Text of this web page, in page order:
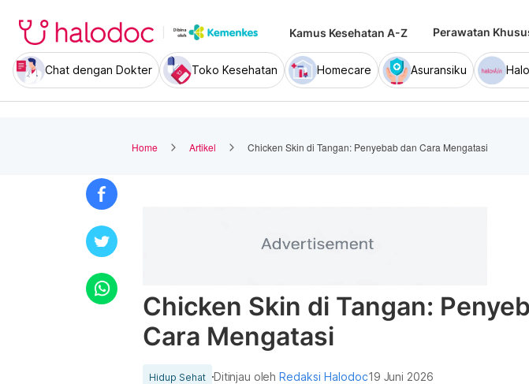
Kamus Kesehatan A-Z Perawatan
Chat dengan Dokter Toko Kesehatan Homecare Asuransiku
Home Artikel Chicken Skin di Tangan: Penyebab dan Cara Mengatasi
Chicken Skin di Tangan:
Cara Mengatasi
Hidup Sehat Ditinjau olehRedaksi Halodoc19 Juni 2026